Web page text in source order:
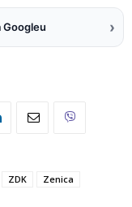
Googleu ›
ZDK Zenica